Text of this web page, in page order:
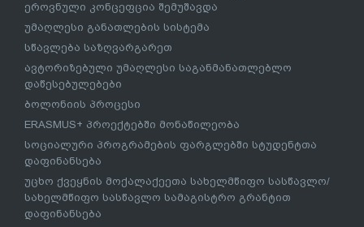
ეროვნული კონცეფცია შემუშავდა
უმაღლესი განათლების სისტემა
სწავლება საზღვარგარეთ
ავტორიზებული უმაღლესი საგანმანათლებლო
დაწესებულებები
ბოლონიის პროცესი
ERASMUS+ პროექტებში მონაწილეობა
სოციალური პროგრამების ფარგლებში სტუდენტთა
დაფინანსება
უცხო ქვეყნის მოქალაქეეთა სახელმწიფო სასწავლო/
სახელმწიფო სასწავლო სამაგისტრო გრანტით
დაფინანსება